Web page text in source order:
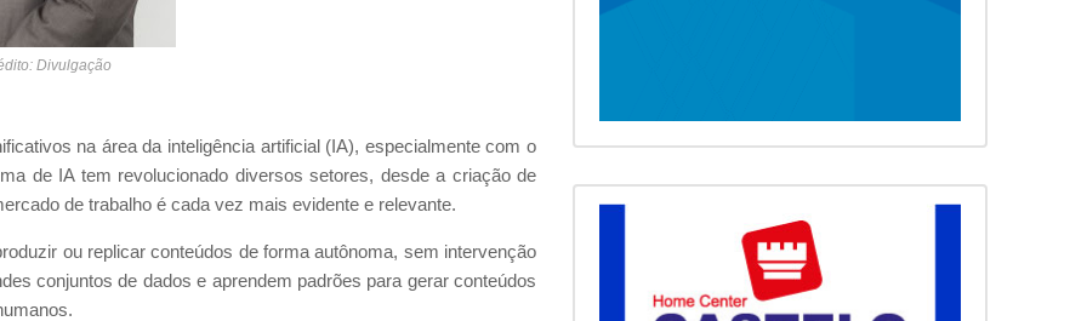
Divulgação
na área da inteligência artificial (IA), especialmente com o
de IA tem revolucionado diversos setores, desde a criação de
de trabalho é cada vez mais evidente e relevante.
ou replicar conteúdos de forma autônoma, sem intervenção
conjuntos de dados e aprendem padrões para gerar conteúdos